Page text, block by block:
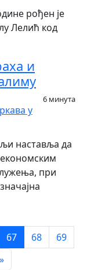
рођен је
Лелић код
и
6 минута
наставља да
при
Page
67 Page
68 Page
69
Last page
»